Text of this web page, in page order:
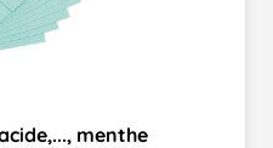
menthe